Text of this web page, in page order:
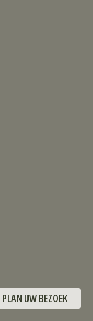
PLAN UW BEZOEK
Algemene